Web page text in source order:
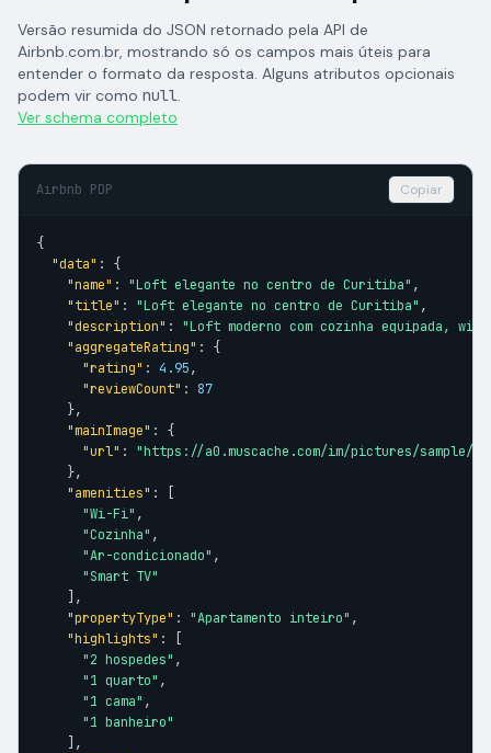
Versão resumida do JSON retornado pela API de
Airbnb.com.br, mostrando só os campos mais úteis para
entender o formato da resposta. Alguns atributos opcionais
podem vir como null.
Ver schema completo
Airbnb PDP Copiar
{
"data" : {
"name" : "Loft elegante no centro de Curitiba" ,
"title" : "Loft elegante no centro de Curitiba" ,
"description" : "Loft moderno com cozinha equipada,
"aggregateRating" : {
"rating" : 4.95,
"reviewCount" : 87
    },
"mainImage" : {
"url" : "https://a0.muscache.com/im/pictures/sample/
    },
"amenities" : [
"Wi-Fi" ,
"Cozinha" ,
"Ar-condicionado" ,
"Smart TV"
    ],
"propertyType" : "Apartamento inteiro" ,
"highlights" : [
"2 hospedes" ,
"1 quarto" ,
"1 cama" ,
"1 banheiro"
    ],